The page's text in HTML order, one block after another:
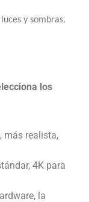
y sombras.
los
más realista,
4K para
la